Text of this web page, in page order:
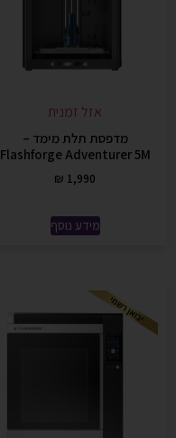
אזל זמנית
מדפסת תלת מימד –
Flashforge Adventurer 5M
₪ 1,990
מידע נוסף